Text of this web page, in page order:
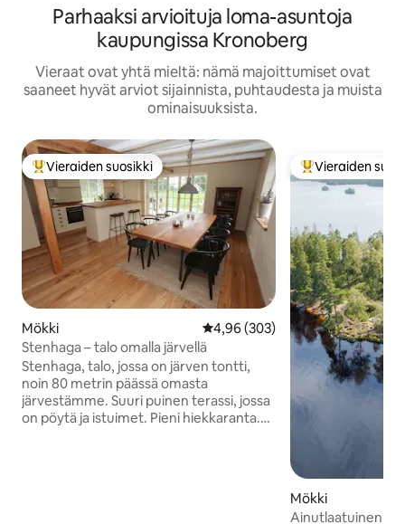
Parhaaksi arvioituja loma-asuntoja
kaupungissa Kronoberg
Vieraat ovat yhtä mieltä: nämä majoittumiset ovat
saaneet hyvät arviot sijainnista, puhtaudesta ja muista
ominaisuuksista.
Vieraiden suosikkien parhaimmistoa
Vieraiden suosikki
Mökki Keskimääräinen arvio 4,96/5,
4,96 (303)
Stenhaga – talo omalla järvellä
Stenhaga, talo, jossa on järven tontti,
noin 80 metrin päässä omasta
järvestämme. Suuri puinen terassi, jossa
on pöytä ja istuimet. Pieni hiekkaranta.
Vieraiden
Vieraiden
Mökki
Ainutlaatuinen